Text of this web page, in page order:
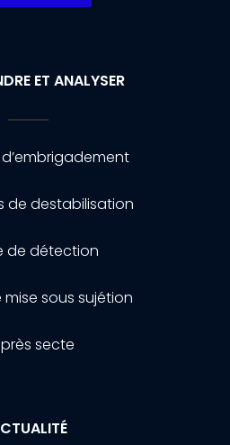
ET ANALYSER
de destabilisation
de détection
sous sujétion
secte